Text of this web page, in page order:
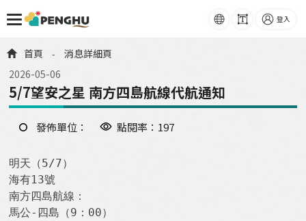
語系 字級 登入
首頁 -
消息詳細頁
2026-05-06
5/7望安之星 南方四島航線代航通知
發佈單位： 點閱率：197
明天（5/7）
海有13號
南方四島航線：
馬公-四島（9：00）